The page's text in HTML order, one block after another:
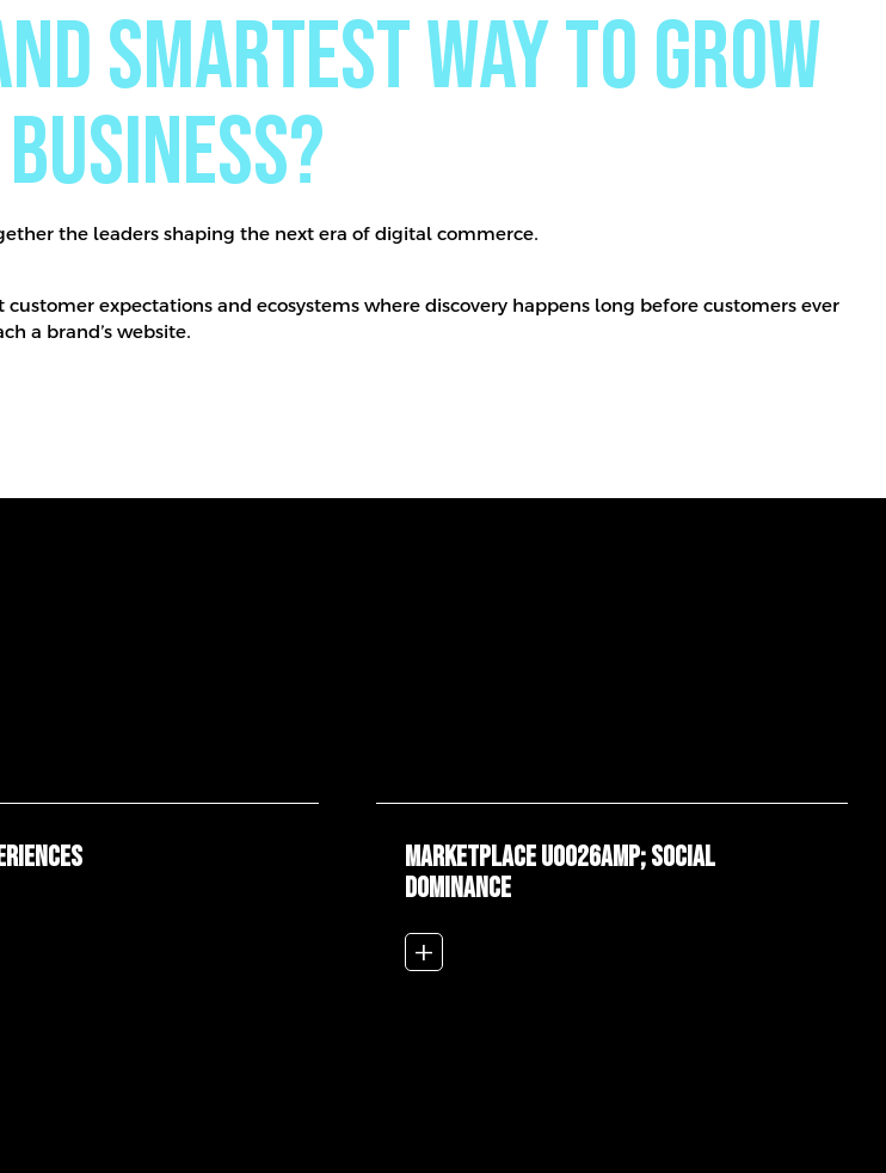
smartest way to grow
the leaders shaping the next era of digital commerce.
expectations and ecosystems where discovery happens long before customers ever
a brand’s website.
Marketplace u0026amp; Social
Dominance
add_2